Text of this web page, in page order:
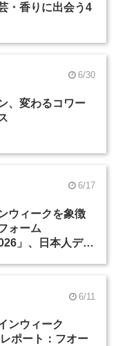
・香りに出会う4
6/30
、変わるコワー
6/17
ウィークを象徴
ォーム
」、日本人デザ
6/11
ンウィーク
ポート：フオー